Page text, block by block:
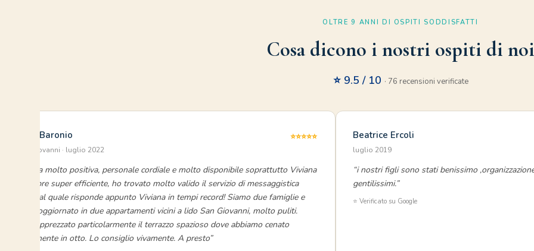
OLTRE 9 ANNI DI OSPITI SODDISFATTI
Cosa dicono i nostri ospiti di noi
⭐ 9.5 / 10 · 76 recensioni verificate
Manuela Baronio
Lido San Giovanni · luglio 2022
⭐⭐⭐⭐⭐
“Esperienza molto positiva, personale cordiale e molto disponibile soprattutto Viviana
che è sempre super efficiente, ho trovato molto valido il servizio di messaggistica
whatsapp al quale risponde appunto Viviana in tempi record! Siamo due famiglie e
abbiamo soggiornato in due appartamenti vicini a lido San Giovanni, molto puliti.
Abbiamo apprezzato particolarmente il terrazzo spazioso dove abbiamo cenato
tranquillamente in otto. Lo consiglio vivamente. A presto”
Beatrice Ercoli
luglio 2019
“i nostri figli sono stati benissimo
gentilissimi.”
⭐ Verificato su Google